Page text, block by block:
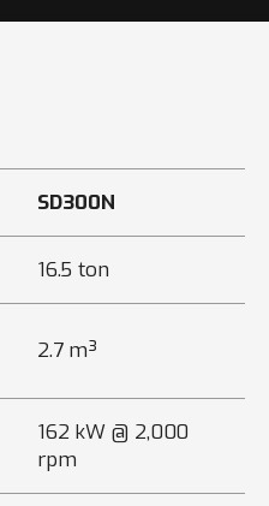
SD300N
16.5 ton
2.7 m³
162 kW @ 2,000
rpm